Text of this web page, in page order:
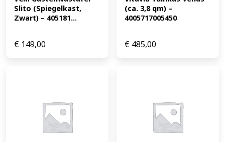
Slito (Spiegelkast,
Zwart) – 405181...
€ 149,00
(ca. 3,8 qm) –
4005717005450
€ 485,00